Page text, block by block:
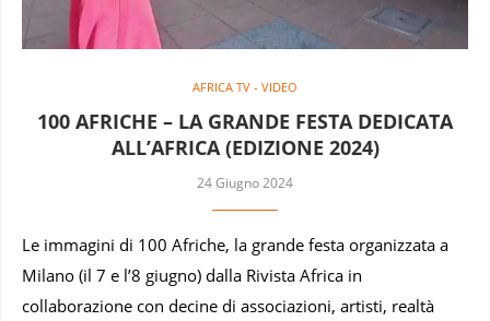
AFRICA TV - VIDEO
100 AFRICHE – LA GRANDE FESTA DEDICATA
ALL’AFRICA (EDIZIONE 2024)
24 Giugno 2024
Le immagini di 100 Afriche, la grande festa organizzata a
Milano (il 7 e l’8 giugno) dalla Rivista Africa in
collaborazione con decine di associazioni, artisti, realtà